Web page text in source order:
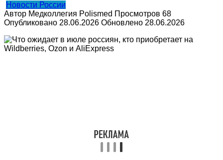
Новости России
Автор Медколлегия Polismed Просмотров 68
Опубликовано 28.06.2026 Обновлено 28.06.2026